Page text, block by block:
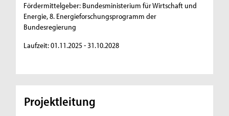
Fördermittelgeber: Bundesministerium für Wirtschaft und
Energie, 8. Energieforschungsprogramm der
Bundesregierung
Laufzeit: 01.11.2025 - 31.10.2028
Projektleitung